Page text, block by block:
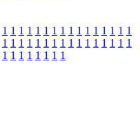
1 1 1 1 1 1 1 1 1 1 1 1 1 1 1 1
1 1 1 1 1 1 1 1 1 1 1 1 1 1 1 1
1 1 1 1 1 1 1 1